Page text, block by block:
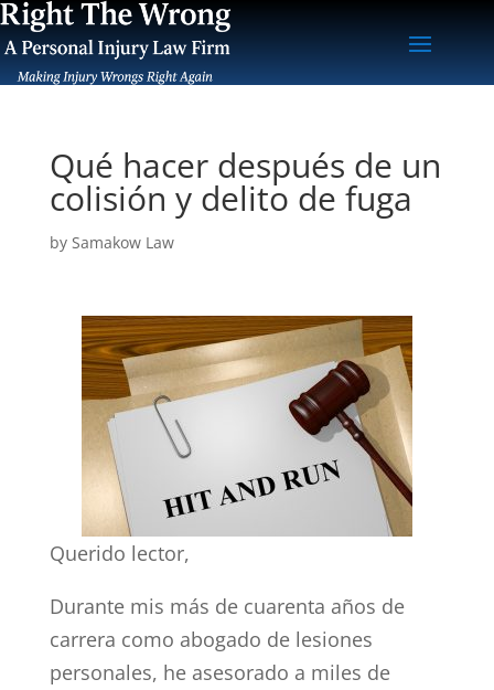
Qué hacer después de un
colisión y delito de fuga
by Samakow Law
Querido lector,
Durante mis más de cuarenta años de
carrera como abogado de lesiones
personales, he asesorado a miles de